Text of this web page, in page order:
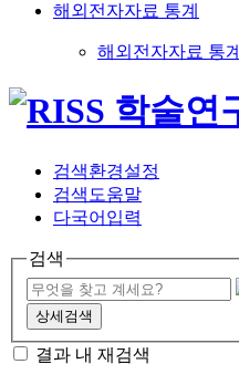
해외전자자료 통계
해외전자자료 통계
검색환경설정
검색도움말
다국어입력
검색
상세검색
결과 내 재검색